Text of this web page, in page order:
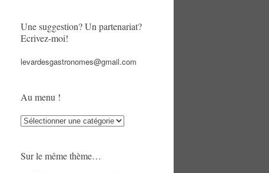
Une suggestion? Un partenariat?
Ecrivez-moi!
levardesgastronomes@gmail.com
Au menu !
Au
Sur le même thème…